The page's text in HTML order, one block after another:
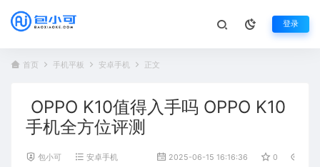
登录
首页 手机平板 安卓手机 正文
OPPO K10值得入手吗 OPPO K10
手机全方位评测
包小可 安卓手机 2025-06-15 16:16:36 0